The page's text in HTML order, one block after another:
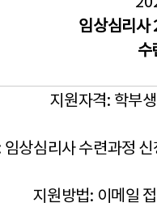
임상심리사
수
지원자격: 학부생
임상심리사 수련과정 신
지원방법: 이메일